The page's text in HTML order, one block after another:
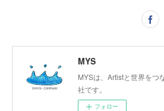
MYS
MYSは、Artistと世界をつ
社です。
フォロー